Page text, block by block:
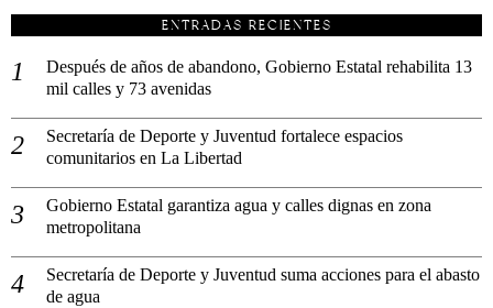
ENTRADAS RECIENTES
Después de años de abandono, Gobierno Estatal rehabilita 13
mil calles y 73 avenidas
Secretaría de Deporte y Juventud fortalece espacios
comunitarios en La Libertad
Gobierno Estatal garantiza agua y calles dignas en zona
metropolitana
Secretaría de Deporte y Juventud suma acciones para el abasto
de agua